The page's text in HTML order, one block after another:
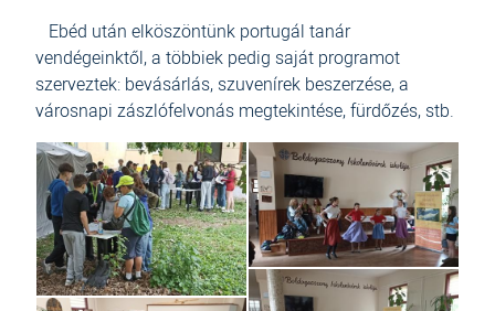
Ebéd után elköszöntünk portugál tanár
vendégeinktől, a többiek pedig saját programot
szerveztek: bevásárlás, szuvenírek beszerzése, a
városnapi zászlófelvonás megtekintése, fürdőzés, stb.